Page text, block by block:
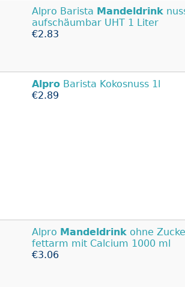
Alpro Barista Mandeldrink
aufschäumbar UHT 1 Liter
€2.83
Alpro Barista Kokosnuss 1l
€2.89
Alpro Mandeldrink ohne
fettarm mit Calcium 1000 ml
€3.06